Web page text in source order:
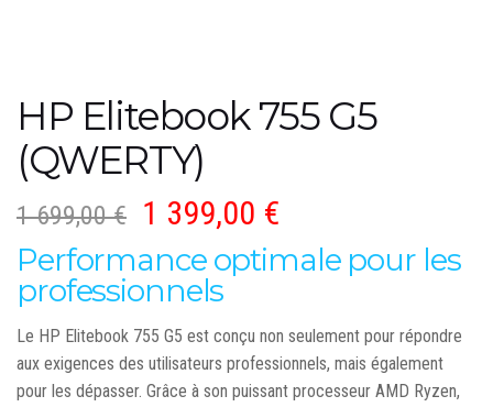
HP Elitebook 755 G5
(QWERTY)
1 699,00€ 1 399,00 €
Performance optimale pour les
professionnels
Le HP Elitebook 755 G5 est conçu non seulement pour répondre
aux exigences des utilisateurs professionnels, mais également
pour les dépasser. Grâce à son puissant processeur AMD Ryzen,